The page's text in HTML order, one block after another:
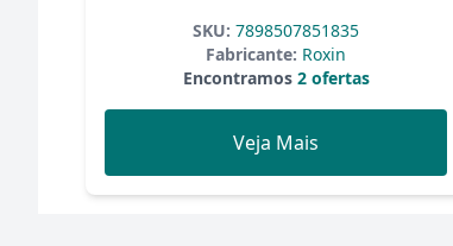
SKU: 7898507851835
Fabricante: Roxin
Encontramos2 ofertas
Veja Mais